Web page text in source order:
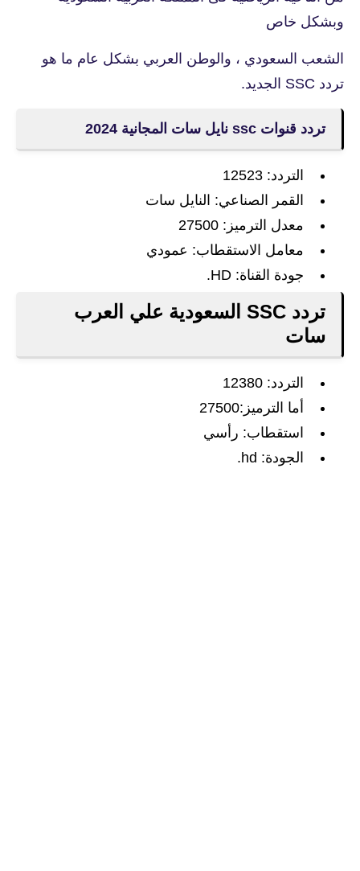
وبشكل خاص
الشعب السعودي ، والوطن العربي بشكل عام ما هو
تردد SSC الجديد.
تردد قنوات ssc نايل سات المجانية 2024
التردد: 12523
القمر الصناعي: النايل سات
معدل الترميز: 27500
معامل الاستقطاب: عمودي
جودة القناة: HD.
تردد SSC السعودية علي العرب
سات
التردد: 12380
أما الترميز:27500
استقطاب: رأسي
الجودة: hd.